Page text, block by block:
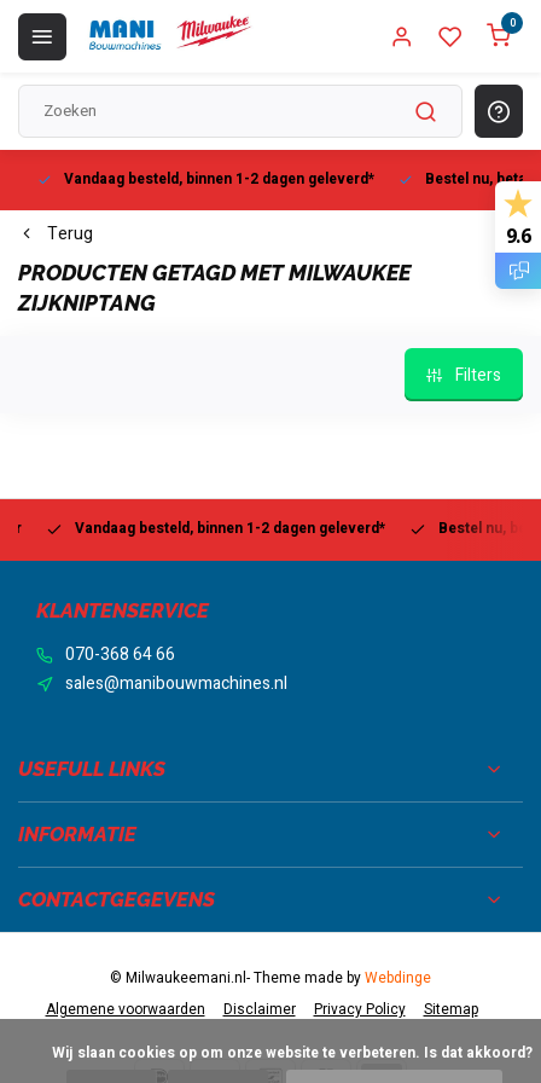
0
Vandaag besteld, binnen 1-2 dagen geleverd* Bestel nu, betaal
Terug
PRODUCTEN GETAGD MET MILWAUKEE
ZIJKNIPTANG
Filters
Vandaag besteld, binnen 1-2 dagen geleverd* Bestel nu, betaal
KLANTENSERVICE
070-368 64 66
sales@manibouwmachines.nl
USEFULL LINKS
INFORMATIE
CONTACTGEGEVENS
Algemene voorwaarden Disclaimer Privacy Policy Sitemap
© Milwaukeemani.nl- Theme made byWebdinge
9.6